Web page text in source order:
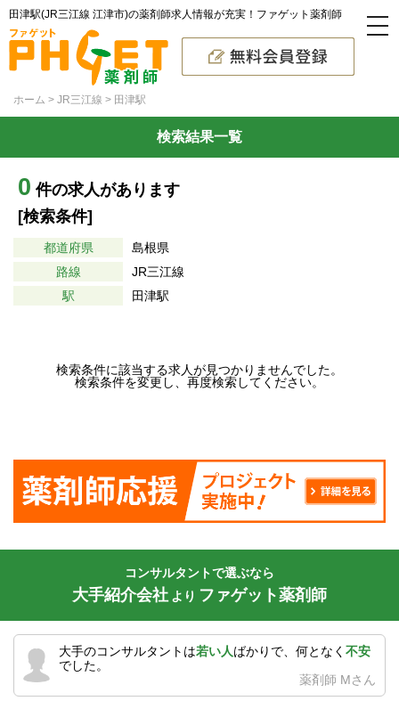
田津駅(JR三江線 江津市)の薬剤師求人情報が充実！ファゲット薬剤師
ホーム JR三江線 田津駅
検索結果一覧
0 件の求人があります
[検索条件]
都道府県
島根県
路線
JR三江線
駅
田津駅
検索条件に該当する求人が見つかりませんでした。
検索条件を変更し、再度検索してください。
コンサルタントで選ぶなら
大手紹介会社 より ファゲット薬剤師
大手のコンサルタントは若い人ばかりで、何となく 不安
でした。
薬剤師 Mさん